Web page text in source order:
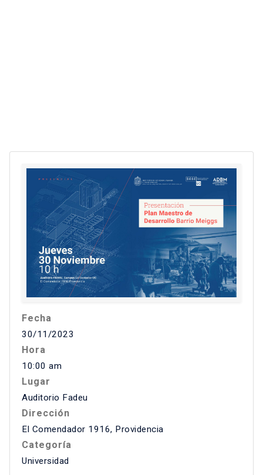
Fecha
30/11/2023
Hora
10:00 am
Lugar
Auditorio Fadeu
Dirección
El Comendador 1916, Providencia
Categoría
Universidad